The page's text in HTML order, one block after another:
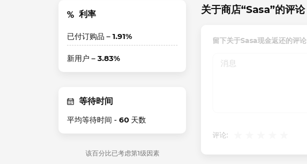
利率
已付订购品 – 1.91%
新用户 – 3.83%
等待时间
平均等待时间 - 60 天数
该百分比已考虑第1级因素
关于商店“Sasa”的评论
留下关于Sasa现金返还的评论
评论: